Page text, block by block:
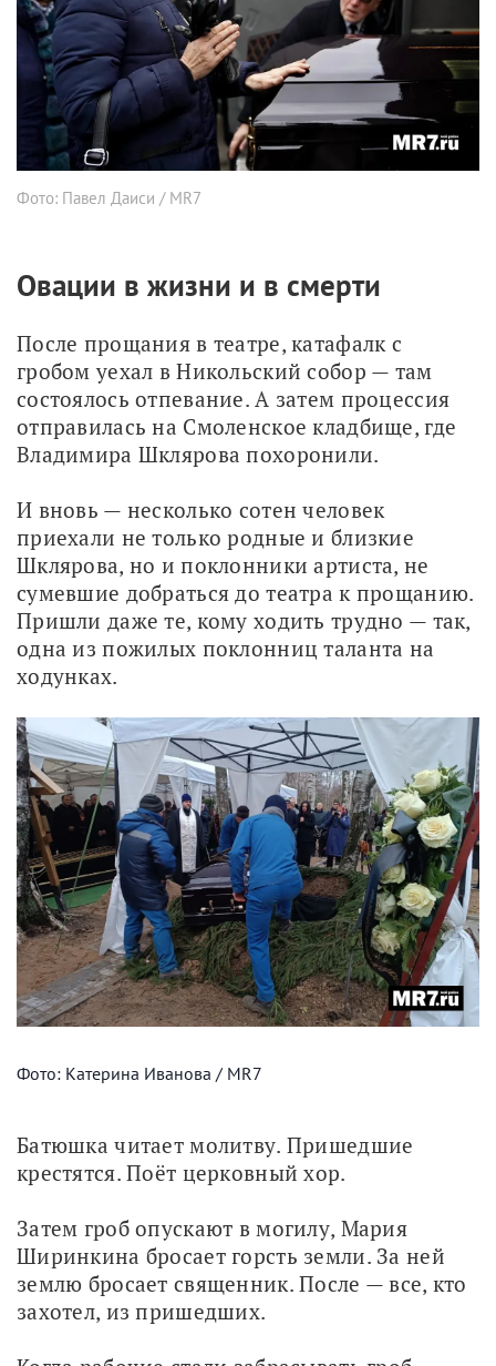
Фото: Павел Даиси / MR7
Овации в жизни и в смерти
После прощания в театре, катафалк с
гробом уехал в Никольский собор — там
состоялось отпевание. А затем процессия
отправилась на Смоленское кладбище, где
Владимира Шклярова похоронили.
И вновь — несколько сотен человек
приехали не только родные и близкие
Шклярова, но и поклонники артиста, не
сумевшие добраться до театра к прощанию.
Пришли даже те, кому ходить трудно — так,
одна из пожилых поклонниц таланта на
ходунках.
Фото: Катерина Иванова / MR7
Батюшка читает молитву. Пришедшие
крестятся. Поёт церковный хор.
Затем гроб опускают в могилу, Мария
Ширинкина бросает горсть земли. За ней
землю бросает священник. После — все, кто
захотел, из пришедших.